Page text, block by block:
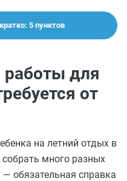
5 пунктов
работы для
от
на летний отдых в
собрать много разных
обязательная справка